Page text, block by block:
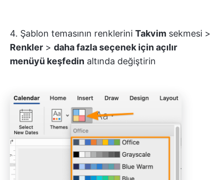
4. Şablon temasının renklerini Takvim sekmesi >
Renkler > daha fazla seçenek için açılır
menüyü keşfedin altında değiştirin